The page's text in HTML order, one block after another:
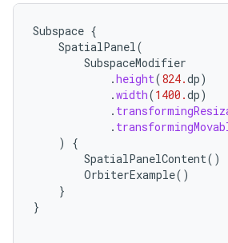
Subspace {
SpatialPanel (
SubspaceModifier
.height(824.dp)
.width(1400.dp)
.
.
)
{
SpatialPanelContent()
OrbiterExample()
}
}